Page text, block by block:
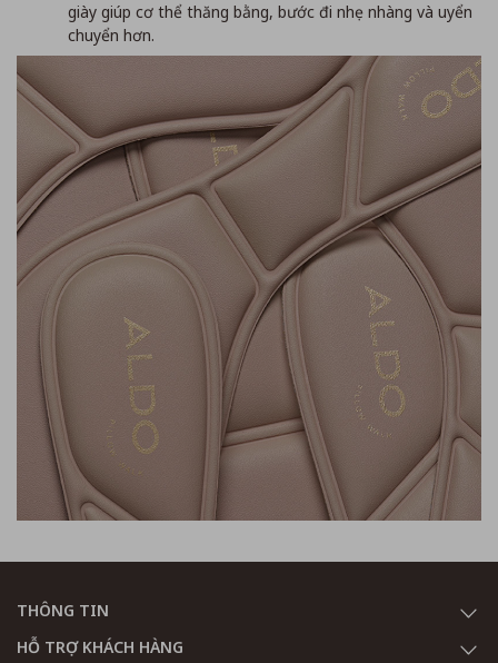
giày giúp cơ thể thăng bằng, bước đi nhẹ nhàng và uyển
chuyển hơn.
THÔNG TIN
HỖ TRỢ KHÁCH HÀNG